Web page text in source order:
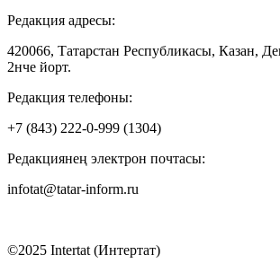
Редакция адресы:
420066, Татарстан Республикасы, Казан,
2нче йорт.
Редакция телефоны:
+7 (843) 222-0-999 (1304)
Редакциянең электрон почтасы:
infotat@tatar-inform.ru
©2025 Intertat (Интертат)